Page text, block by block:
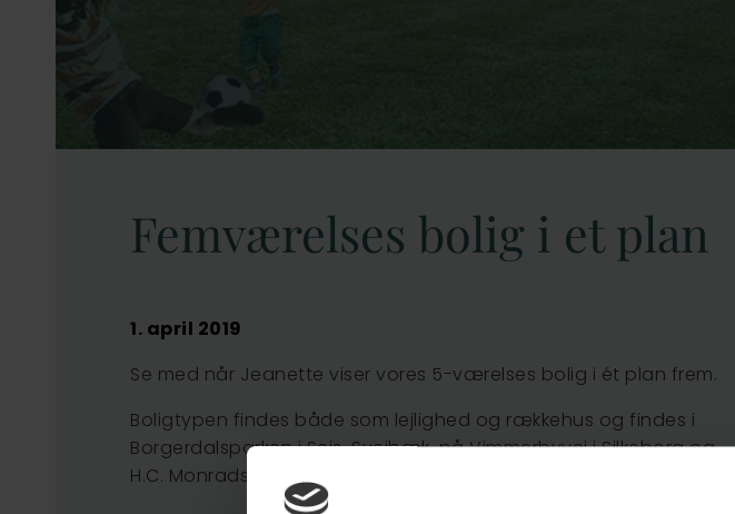
Femværelses bolig i et plan
1. april 2019
Se med når Jeanette viser vores 5-værelses bolig i ét plan frem.
Boligtypen findes både som lejlighed og rækkehus og findes i
Borgerdalsparken i Sejs-Svejbæk, på Vimmerbyvej i Silkeborg og
H.C. Monrads Vej i Vejle.